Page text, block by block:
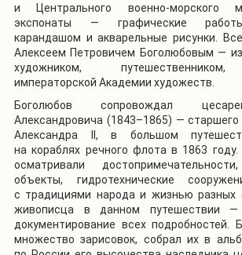
и Центрального военно-морского
экспонаты — графические
карандашом и акварельные рисунки.
Алексеем Петровичем Боголюбовым —
художником,
императорской Академии художеств.
Боголюбов сопровождал
Александровича (1843–1865) —
Александра II, в большом
на кораблях речного флота в 1863 году.
осматривали
объекты, гидротехнические
с традициями народа и жизнью разных
живописца в данном путешествии —
документирование всех подробностей.
множество зарисовок, собрал их в